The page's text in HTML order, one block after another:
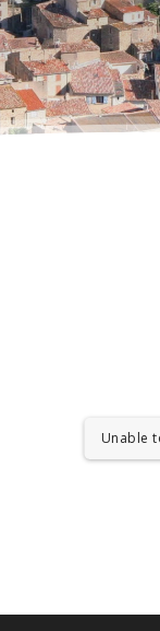
Unable